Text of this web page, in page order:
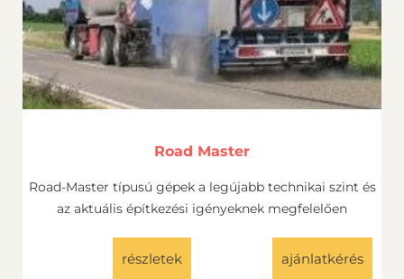
Road Master
Road-Master típusú gépek a legújabb technikai szint és
az aktuális építkezési igényeknek megfelelően
részletek ajánlatkérés